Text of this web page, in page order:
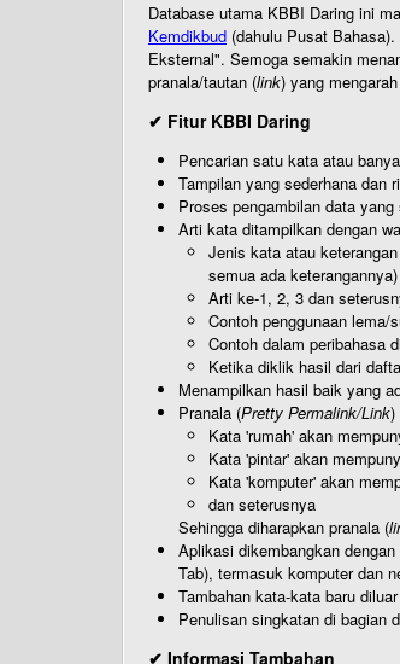
Database utama KBBI Daring ini
Kemdikbud (dahulu Pusat
Eksternal". Semoga semakin
pranala/tautan (link) yang
✔ Fitur KBBI Daring
Pencarian satu kata atau
Tampilan yang sederhana dan
Proses pengambilan data
Arti kata ditampilkan dengan
Jenis kata atau
semua ada keterangannya)
Arti ke-1, 2, 3 dan
Contoh penggunaan lema/
Contoh dalam peribahasa
Ketika diklik hasil dari
Menampilkan hasil baik yang
Pranala (Pretty Permalink/Link)
Kata 'rumah' akan
Kata 'pintar' akan
Kata 'komputer' akan
dan seterusnya
Sehingga diharapkan pranala (
Aplikasi dikembangkan
Tab), termasuk komputer dan
Tambahan kata-kata baru
Penulisan singkatan di bagian
✔ Informasi Tambahan